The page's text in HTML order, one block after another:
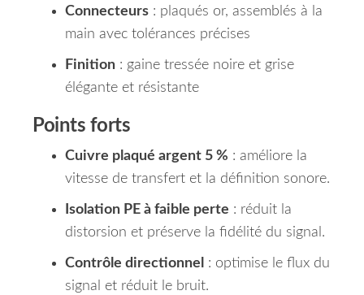
Connecteurs : plaqués or, assemblés à la
main avec tolérances précises
Finition : gaine tressée noire et grise
élégante et résistante
Points forts
Cuivre plaqué argent 5 % : améliore la
vitesse de transfert et la définition sonore.
Isolation PE à faible perte : réduit la
distorsion et préserve la fidélité du signal.
Contrôle directionnel
: optimise le flux du
signal et réduit le bruit.